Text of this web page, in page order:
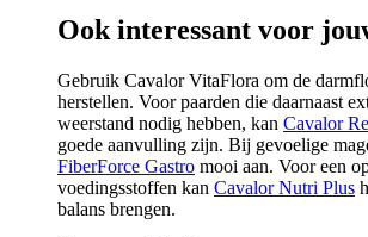
Ook interessant voor
Gebruik Cavalor VitaFlora om de
herstellen. Voor paarden die daarnaast
weerstand nodig hebben, kan Cavalor
goede aanvulling zijn. Bij gevoelige
FiberForce Gastro mooi aan. Voor een
voedingsstoffen kan Cavalor Nutri Plus
balans brengen.